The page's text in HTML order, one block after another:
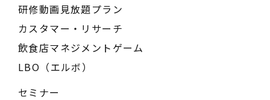
研修動画見放題プラン
カスタマー・リサーチ
飲食店マネジメントゲーム
LBO（エルボ）
セミナー